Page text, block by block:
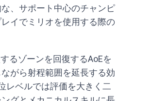
、サポート中心のチャンピ
イでミリオを使用する際の
るゾーンを回復するAoEを
がら射程範囲を延長する効
レベルでは評価を大きく二